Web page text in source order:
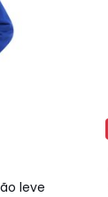
leve